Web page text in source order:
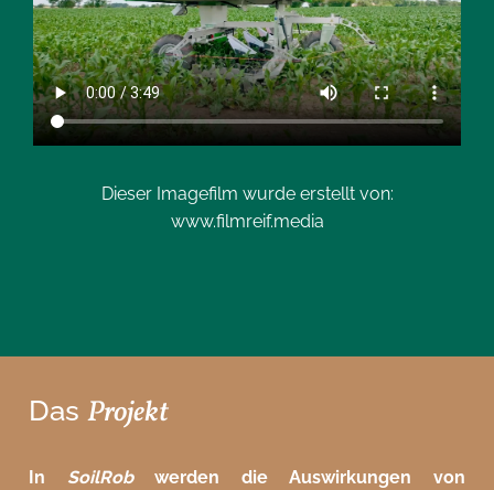
Dieser Imagefilm wurde erstellt von:
www.filmreif.media
DasProjekt
In SoilRobwerden die Auswirkungen von